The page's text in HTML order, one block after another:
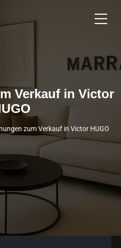
Verkauf in Victor
zum Verkauf in Victor HUGO